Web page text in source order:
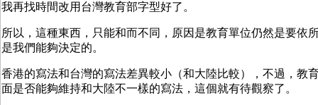
我再找時間改用台灣教育部字型好了。
所以，這種東西，只能和而不同，原因是教育單位仍然是要依
是我們能夠決定的。
香港的寫法和台灣的寫法差異較小（和大陸比較），不過，教
面是否能夠維持和大陸不一樣的寫法，這個就有待觀察了。